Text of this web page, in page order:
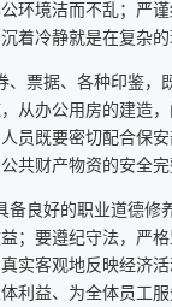
环境洁而不乱；严
着冷静就是在复杂
票据、各种印鉴，
从办公用房的建造
员既要密切配合保
共财产物资的安全
良好的职业道德修
；要遵纪守法，严
实客观地反映经济
利益、为全体员工